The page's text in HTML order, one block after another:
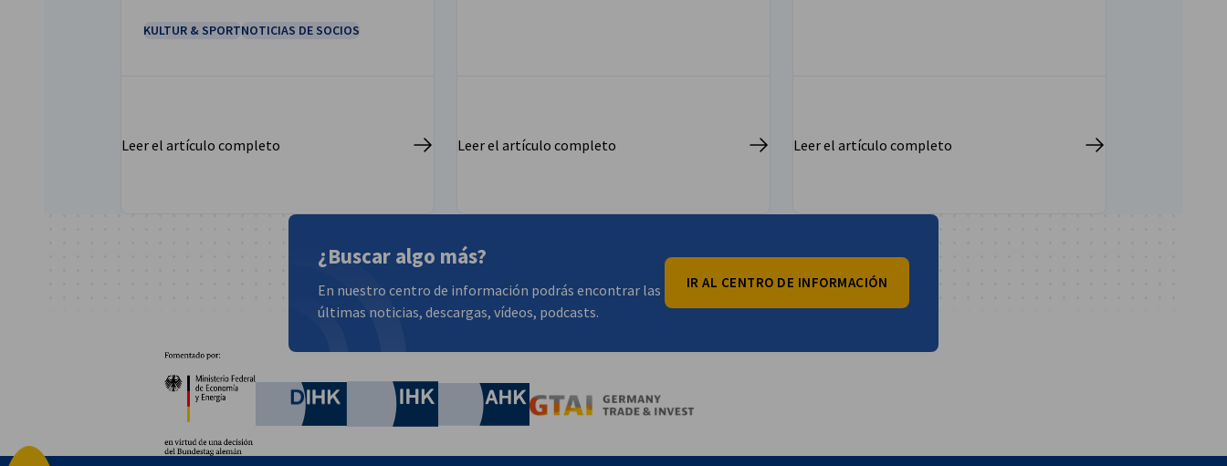
del Imperio inca.
KULTUR & SPORTNOTICIAS DE SOCIOS
Leer el artículo completo Leer el artículo completo Leer el artículo completo
¿Buscar algo más?
En nuestro centro de información podrás encontrar las
últimas noticias, descargas, vídeos, podcasts.
IR AL CENTRO DE INFORMACIÓN
German Chamber of Commerce and Industry
Chamber of Commerce and Industry
AHK.de